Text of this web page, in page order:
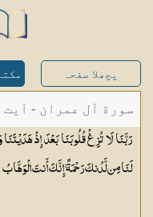
پچھلا صفحہ
سورة آل عمران - آیت 8
رَبَّنَا لَا تُزِغْ قُلُوبَنَا بَعْدَ إِذْ
لَنَا مِن لَّدُنكَ رَحْمَةً ۚ إِنَّكَ أَنتَالْوَهَّابُ